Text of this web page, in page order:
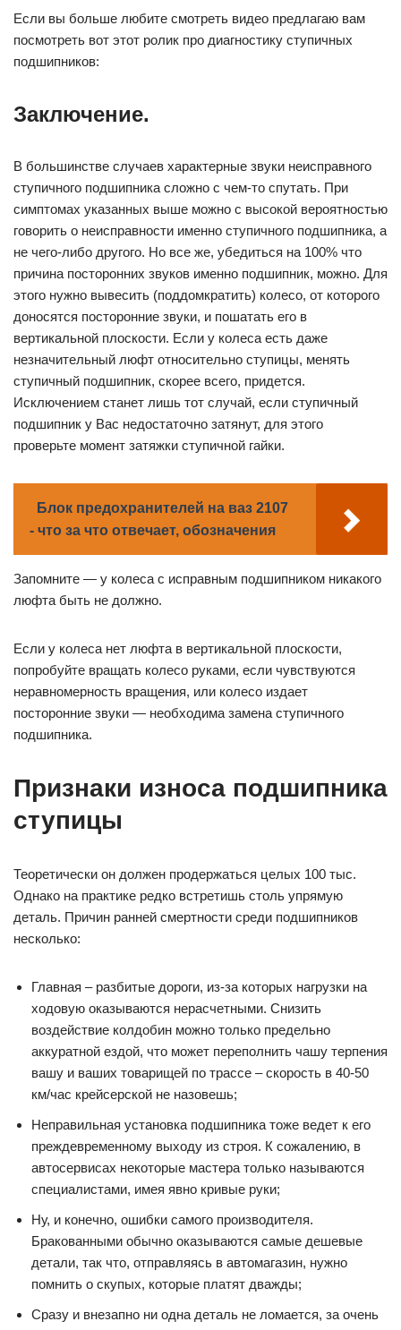
Если вы больше любите смотреть видео предлагаю вам
посмотреть вот этот ролик про диагностику ступичных
подшипников:
Заключение.
В большинстве случаев характерные звуки неисправного
ступичного подшипника сложно с чем-то спутать. При
симптомах указанных выше можно с высокой вероятностью
говорить о неисправности именно ступичного подшипника, а
не чего-либо другого. Но все же, убедиться на 100% что
причина посторонних звуков именно подшипник, можно. Для
этого нужно вывесить (поддомкратить) колесо, от которого
доносятся посторонние звуки, и пошатать его в
вертикальной плоскости. Если у колеса есть даже
незначительный люфт относительно ступицы, менять
ступичный подшипник, скорее всего, придется.
Исключением станет лишь тот случай, если ступичный
подшипник у Вас недостаточно затянут, для этого
проверьте момент затяжки ступичной гайки.
Блок предохранителей на ваз 2107
- что за что отвечает, обозначения
Запомните — у колеса с исправным подшипником никакого
люфта быть не должно.
Если у колеса нет люфта в вертикальной плоскости,
попробуйте вращать колесо руками, если чувствуются
неравномерность вращения, или колесо издает
посторонние звуки — необходима замена ступичного
подшипника.
Признаки износа подшипника
ступицы
Теоретически он должен продержаться целых 100 тыс.
Однако на практике редко встретишь столь упрямую
деталь. Причин ранней смертности среди подшипников
несколько:
Главная – разбитые дороги, из-за которых нагрузки на
ходовую оказываются нерасчетными. Снизить
воздействие колдобин можно только предельно
аккуратной ездой, что может переполнить чашу терпения
вашу и ваших товарищей по трассе – скорость в 40-50
км/час крейсерской не назовешь;
Неправильная установка подшипника тоже ведет к его
преждевременному выходу из строя. К сожалению, в
автосервисах некоторые мастера только называются
специалистами, имея явно кривые руки;
Ну, и конечно, ошибки самого производителя.
Бракованными обычно оказываются самые дешевые
детали, так что, отправляясь в автомагазин, нужно
помнить о скупых, которые платят дважды;
Сразу и внезапно ни одна деталь не ломается, за очень